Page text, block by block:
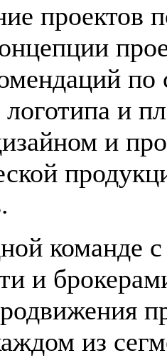
проектов
и
и
команде
и
из